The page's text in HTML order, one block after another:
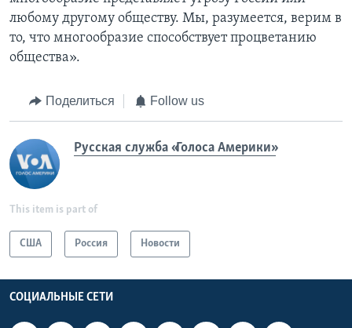
любому другому обществу. Мы, разумеется, верим в
то, что многообразие способствует процветанию
общества».
Поделиться Follow us
Русская служба «Голоса Америки»
This item is part of
США Россия Новости
СОЦИАЛЬНЫЕ СЕТИ